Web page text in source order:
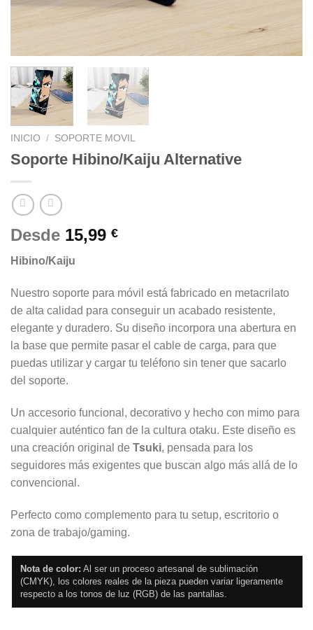
INICIO / SOPORTE MOVIL
Soporte Hibino/Kaiju Alternative
Desde 15,99 €
Hibino/Kaiju
Nuestro soporte para móvil está fabricado en metacrilato
de alta calidad para conseguir un acabado resistente,
elegante y duradero. Su diseño incorpora una abertura en
la base que permite pasar el cable de carga, para que
puedas utilizar y cargar tu teléfono sin tener que sacarlo
del soporte.
Un accesorio funcional, decorativo y hecho con mimo para
cualquier auténtico fan de la cultura otaku. Este diseño es
una creación original de Tsuki, pensada para los
seguidores más exigentes que buscan algo más allá de lo
convencional.
Perfecto como complemento para tu setup, escritorio o
zona de trabajo/gaming.
Nota de color: Al ser un proceso artesanal de sublimación
(CMYK), los colores reales de la pieza pueden variar ligeramente
respecto a los tonos de luz (RGB) de las pantallas.